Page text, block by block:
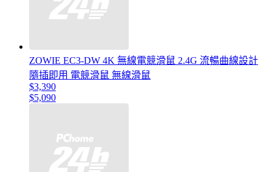
ZOWIE EC3-DW 4K 無線電競滑鼠 2.4G 流暢曲線設計
隨插即用 電競滑鼠 無線滑鼠
$3,390
$5,090